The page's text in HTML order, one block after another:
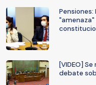
[VIDEO]
debate